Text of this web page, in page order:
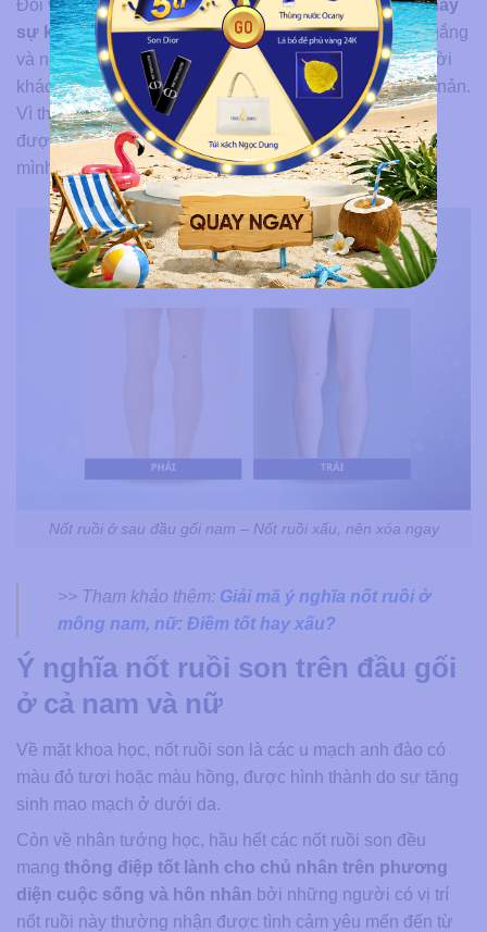
Đối với nam, nốt ruồi ở sau đầu gối là
dấu hiệu cho thấy
sự kém may mắncủa người đó. Mặc dù có nhiều cố gắng
và nỗ lực nhưng họ lại không được may mắn như người
khác, làm gì cũng không thuận lợi và dễ dẫn đến chán nản.
Vì thế, hầu hết đàn ông nào có nốt ruồi ở vị trí này đều
được khuyên là nên xóa đi để thay đổi vận mệnh của
mình.
Nốt ruồi ở sau đầu gối nam – Nốt ruồi xấu, nên xóa ngay
>> Tham khảo thêm: Giải mã ý nghĩa nốt ruồi ở
mông nam, nữ: Điềm tốt hay xấu?
Ý nghĩa nốt ruồi son trên đầu gối
ở cả nam và nữ
Về mặt khoa học, nốt ruồi son là các u mạch anh đào có
màu đỏ tươi hoặc màu hồng, được hình thành do sự tăng
sinh mao mạch ở dưới da.
Còn về nhân tướng học, hầu hết các nốt ruồi son đều
mang thông điệp tốt lành cho chủ nhân trên phương
diện cuộc sống và hôn nhân bởi những người có vị trí
nốt ruồi này thường nhận được tình cảm yêu mến đến từ